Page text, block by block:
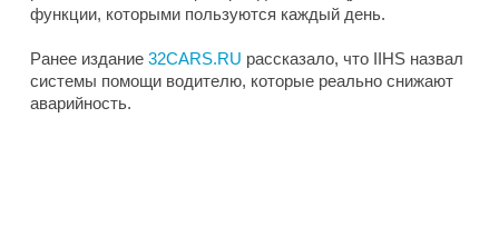
функции, которыми пользуются каждый день.
Ранее издание 32CARS.RU рассказало, что IIHS назвал
системы помощи водителю, которые реально снижают
аварийность.